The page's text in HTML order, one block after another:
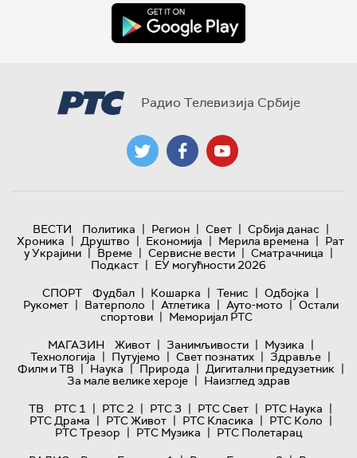
Радио Телевизија Србије
ВЕСТИ Политика | Регион | Свет | Србија данас |
Хроника | Друштво | Економија | Мерила времена | Рат
у Украјини | Време | Сервисне вести | Сматрачница |
Подкаст | ЕУ могућности 2026
СПОРТ
Фудбал | Кошарка | Тенис | Одбојка |
Рукомет | Ватерполо | Атлетика | Ауто-мото | Остали
спортови | Меморијал РТС
МАГАЗИН
Живот | Занимљивости | Музика |
Технологијa | Путујемо | Свет познатих | Здравље |
Филм и ТВ | Наука | Природа | Дигитални предузетник |
За мале велике хероје | Наизглед здрав
ТВ
РТС 1 | РТС 2 | РТС 3 | РТС Свет | РТС Наука |
РТС Драма | РТС Живот | РТС Класика | РТС Коло |
РТС Трезор | РТС Музика | РТС Полетарац